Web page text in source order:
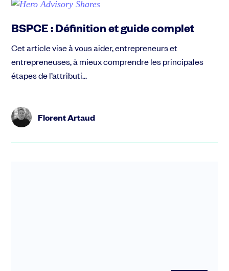
BSPCE : Définition et guide complet
Cet article vise à vous aider, entrepreneurs et
entrepreneuses, à mieux comprendre les principales
étapes de l’attributi...
Florent Artaud